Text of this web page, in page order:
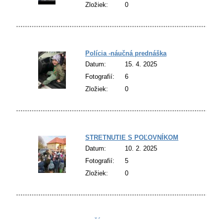
Zložiek:
0
Polícia -náučná prednáška
Datum:
15. 4. 2025
Fotografií:
6
Zložiek:
0
STRETNUTIE S POĽOVNÍKOM
Datum:
10. 2. 2025
Fotografií:
5
Zložiek:
0